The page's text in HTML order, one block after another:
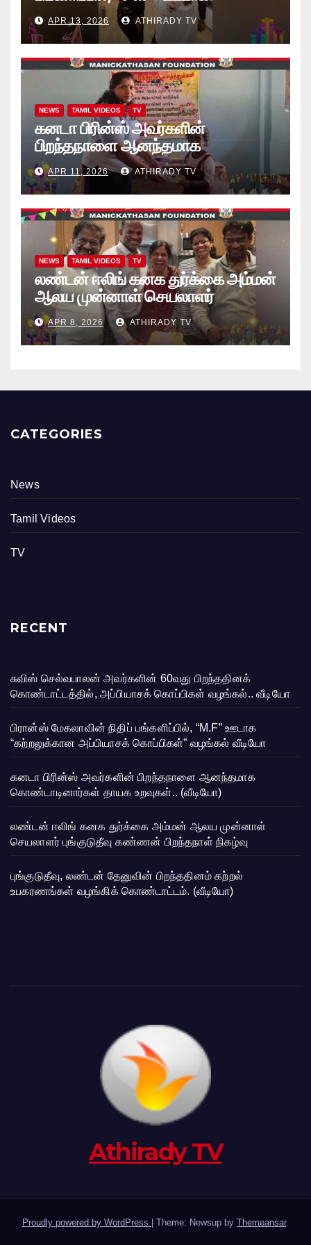
“கற்றலுக்கான அப்பியாசக்
கொப்பிகள்” வழங்கல் வீடியோ
APR 13, 2026 ATHIRADY TV
NEWS TAMIL VIDEOS TV
கனடா பிரின்ஸ் அவர்களின்
பிறந்தநாளை ஆனந்தமாக
கொண்டாடினார்கள் தாயக உறவுகள்..
(வீடியோ)
APR 11, 2026 ATHIRADY TV
NEWS TAMIL VIDEOS TV
லண்டன் ஈலிங் கனக துர்க்கை அம்மன்
ஆலய முன்னாள் செயலாளர்
புங்குடுதீவு கண்ணன் பிறந்தநாள்
நிகழ்வு
APR 8, 2026 ATHIRADY TV
CATEGORIES
News
Tamil Videos
TV
RECENT
சுவிஸ் செல்வபாலன் அவர்களின் 60வது பிறந்ததினக்
கொண்டாட்டத்தில், அப்பியாசக் கொப்பிகள் வழங்கல்.. வீடியோ
பிரான்ஸ் மேகலாவின் நிதிப் பங்களிப்பில், “M.F” ஊடாக
“கற்றலுக்கான அப்பியாசக் கொப்பிகள்” வழங்கல் வீடியோ
கனடா பிரின்ஸ் அவர்களின் பிறந்தநாளை ஆனந்தமாக
கொண்டாடினார்கள் தாயக உறவுகள்.. (வீடியோ)
லண்டன் ஈலிங் கனக துர்க்கை அம்மன் ஆலய முன்னாள்
செயலாளர் புங்குடுதீவு கண்ணன் பிறந்தநாள் நிகழ்வு
புங்குடுதீவு, லண்டன் தேனுவின் பிறந்ததினம் கற்றல்
உபகரணங்கள் வழங்கிக் கொண்டாட்டம். (வீடியோ)
Athirady TV
Proudly powered by WordPress Theme: Newsup by Themeansar.